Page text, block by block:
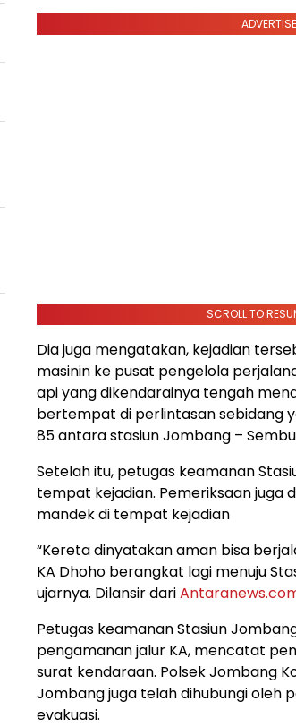
SCROLL TO
Dia juga mengatakan, kejadian
masinin ke pusat pengelola
api yang dikendarainya tengah
bertempat di perlintasan sebidang
85 antara stasiun Jombang –
Setelah itu, petugas keamanan
tempat kejadian. Pemeriksaan juga
mandek di tempat kejadian
“Kereta dinyatakan aman bisa
KA Dhoho berangkat lagi menuju
ujarnya. Dilansir dari
Petugas keamanan Stasiun
pengamanan jalur KA, mencatat
surat kendaraan. Polsek Jombang
Jombang juga telah dihubungi oleh
evakuasi.